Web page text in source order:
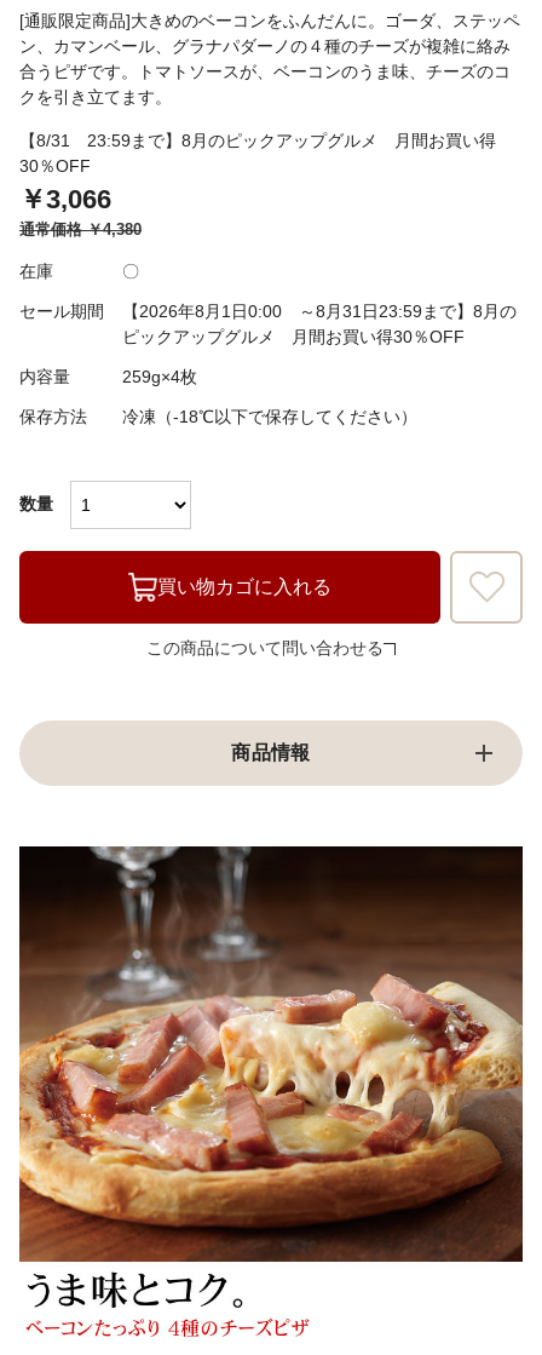
[通販限定商品]大きめのベーコンをふんだんに。ゴーダ、ステッペ
ン、カマンベール、グラナパダーノの４種のチーズが複雑に絡み
合うピザです。トマトソースが、ベーコンのうま味、チーズのコ
クを引き立てます。
【8/31 23:59まで】8月のピックアップグルメ 月間お買い得
30％OFF
￥3,066
通常価格￥4,380
在庫 〇
セール期間
【2026年8月1日0:00 ～8月31日23:59まで】8月の
ピックアップグルメ 月間お買い得30％OFF
内容量 259g×4枚
保存方法 冷凍（-18℃以下で保存してください）
数量
買い物カゴに入れる
この商品について問い合わせる
商品情報